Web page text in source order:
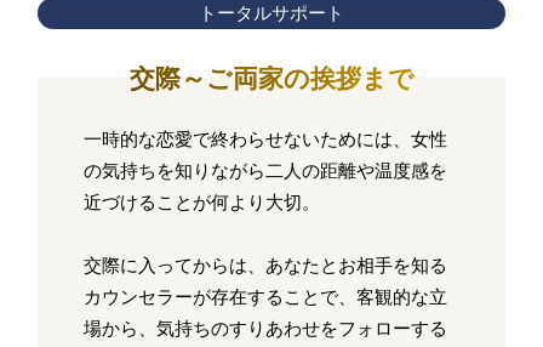
トータルサポート
交際～ご両家の挨拶まで
一時的な恋愛で終わらせないためには、女性
の気持ちを知りながら二人の距離や温度感を
近づけることが何より大切。
交際に入ってからは、あなたとお相手を知る
カウンセラーが存在することで、客観的な立
場から、気持ちのすりあわせをフォローする